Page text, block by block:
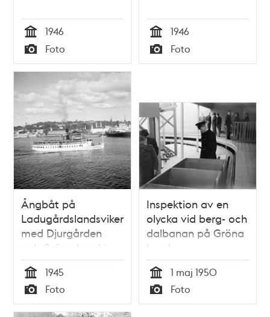
Tid
1946
Typ
Foto Tid
1946
Typ
Foto
Ångbåt på
Ladugårdslandsviken
med Djurgården
och Gröna Lund i
bakgrunden
Tid
1945
Typ
Foto
Inspektion av en
olycka vid berg- och
dalbanan på Gröna
Lund
Tid
1 maj 1950
Typ
Foto